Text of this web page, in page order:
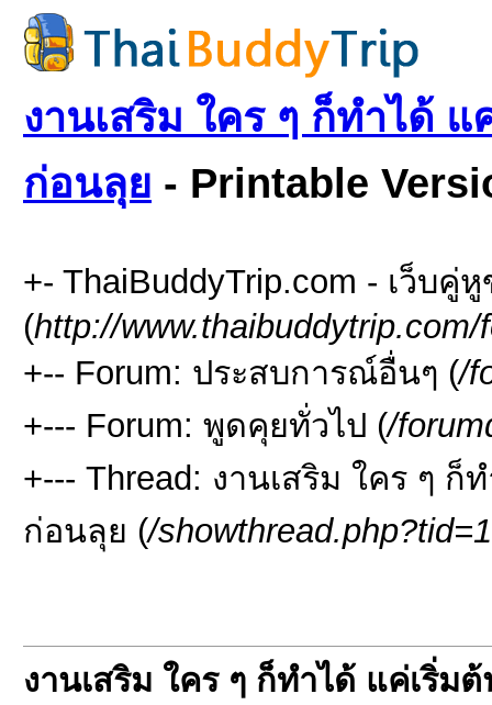
งานเสริม ใคร ๆ ก็ทำได้
ก่อนลุย - Printable
+- ThaiBuddyTrip.com - เว็บคู่
(http://www.thaibuddytrip.com/
+-- Forum: ประสบการณ์อื่นๆ (/
+--- Forum: พูดคุยทั่วไป (/
+--- Thread: งานเสริม ใคร ๆ
ก่อนลุย (/
งานเสริม ใคร ๆ ก็ทำได้ แค่เริ่ม